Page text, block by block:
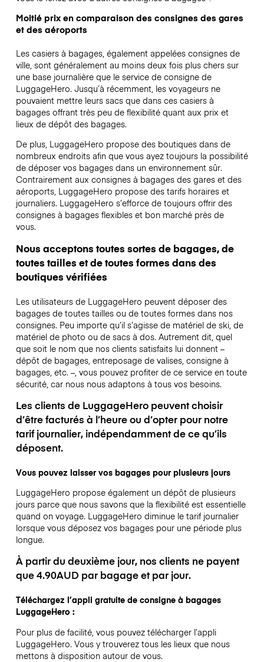
Moitié prix en comparaison des consignes des gares
et des aéroports
Les casiers à bagages, également appelées consignes de
ville, sont généralement au moins deux fois plus chers sur
une base journalière que le service de consigne de
LuggageHero. Jusqu’à récemment, les voyageurs ne
pouvaient mettre leurs sacs que dans ces casiers à
bagages offrant très peu de flexibilité quant aux prix et
lieux de dépôt des bagages.
De plus, LuggageHero propose des boutiques dans de
nombreux endroits afin que vous ayez toujours la possibilité
de déposer vos bagages dans un environnement sûr.
Contrairement aux consignes à bagages des gares et des
aéroports, LuggageHero propose des tarifs horaires et
journaliers. LuggageHero s’efforce de toujours offrir des
consignes à bagages flexibles et bon marché près de
vous.
Nous acceptons toutes sortes de bagages, de
toutes tailles et de toutes formes dans des
boutiques vérifiées
Les utilisateurs de LuggageHero peuvent déposer des
bagages de toutes tailles ou de toutes formes dans nos
consignes. Peu importe qu’il s’agisse de matériel de ski, de
matériel de photo ou de sacs à dos. Autrement dit, quel
que soit le nom que nos clients satisfaits lui donnent –
dépôt de bagages, entreposage de valises, consigne à
bagages, etc. –, vous pouvez profiter de ce service en toute
sécurité, car nous nous adaptons à tous vos besoins.
Les clients de LuggageHero peuvent choisir
d’être facturés à l’heure ou d’opter pour notre
tarif journalier, indépendamment de ce qu’ils
déposent.
Vous pouvez laisser vos bagages pour plusieurs jours
LuggageHero propose également un dépôt de plusieurs
jours parce que nous savons que la flexibilité est essentielle
quand on voyage. LuggageHero diminue le tarif journalier
lorsque vous déposez vos bagages pour une période plus
longue.
À partir du deuxième jour, nos clients ne payent
que 4.90AUD par bagage et par jour.
Téléchargez l’appli gratuite de consigne à bagages
LuggageHero :
Pour plus de facilité, vous pouvez télécharger l’appli
LuggageHero. Vous y trouverez tous les lieux que nous
mettons à disposition autour de vous.